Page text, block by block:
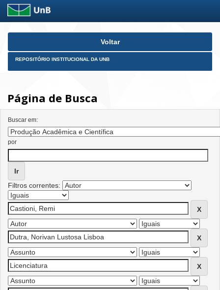
Skip
Voltar
REPOSITÓRIO INSTITUCIONAL DA UNB
Página de Busca
Buscar em:
por
Filtros correntes: